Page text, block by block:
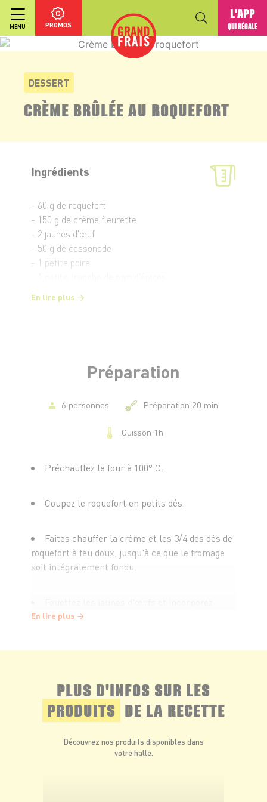
MENU PROMOS
L'APP
QUI RÉGALE
DESSERT
CRÈME BRÛLÉE AU ROQUEFORT
Ingrédients
- 60 g de roquefort
- 150 g de crème fleurette
- 2 jaunes d'œuf
- 50 g de cassonade
- 1 petite poire
En lire plus
Préparation
6 personnes Préparation 20 min
Cuisson 1h
Préchauffez le four à 100° C.
Coupez le roquefort en petits dés.
Faites chauffer la crème et les 3/4 des dés de
roquefort à feu doux, jusqu'à ce que le fromage
soit intégralement fondu.
progressivement la crème au roquefort.
Épluchez la poire et coupez-la en fine
Répartissez les dés de poire et de roquefort
restant dans les verrines et couvrez le tout avec
pendant 1h environ. Placez au frais au moins 1h.
En lire plus
PLUS D'INFOS SUR LES
PRODUITS DE LA RECETTE
Découvrez nos produits disponibles dans
votre halle.